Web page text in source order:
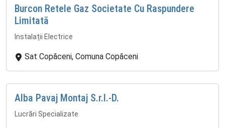
Burcon Retele Gaz Societate Cu Raspundere
Limitată
Instalații Electrice
Sat Copăceni, Comuna Copăceni
Alba Pavaj Montaj S.r.l.-D.
Lucrări Specializate